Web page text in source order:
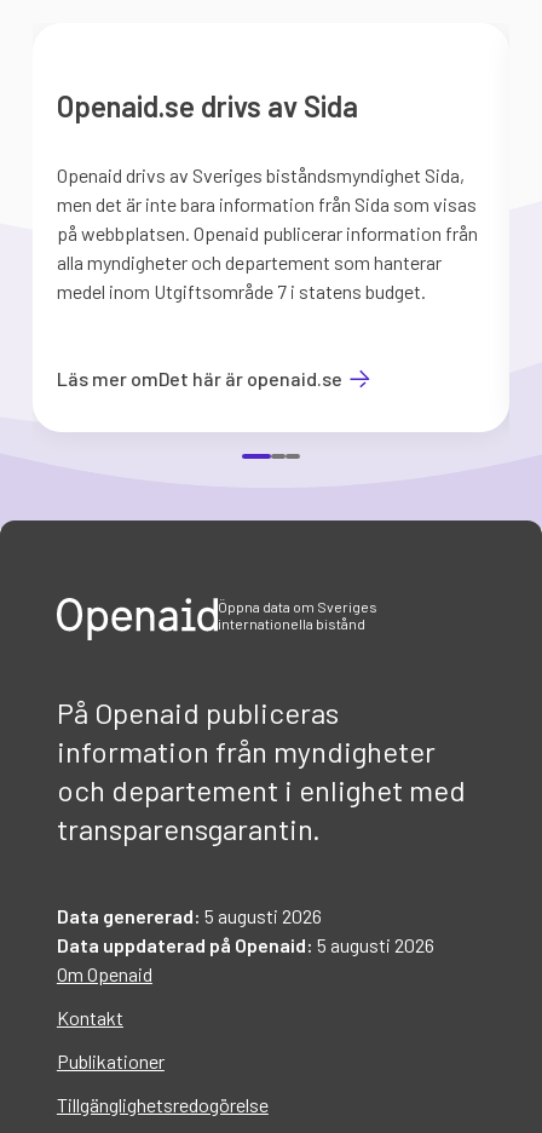
Openaid.se drivs av Sida
Openaid drivs av Sveriges biståndsmyndighet Sida,
men det är inte bara information från Sida som visas
på webbplatsen. Openaid publicerar information från
alla myndigheter och departement som hanterar
medel inom Utgiftsområde 7 i statens budget.
Läs mer omDet här är openaid.se
Öppna data om Sveriges
internationella bistånd
På Openaid publiceras
information från myndigheter
och departement i enlighet med
transparensgarantin.
Data genererad: 5 augusti 2026
Data uppdaterad på Openaid: 5 augusti 2026
Om Openaid
Kontakt
Publikationer
Tillgänglighetsredogörelse